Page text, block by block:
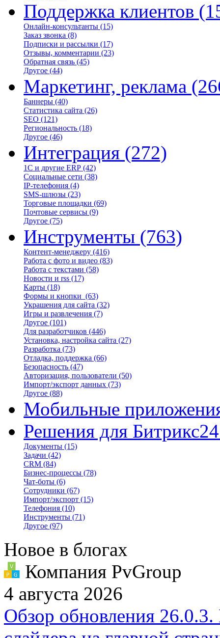
Поддержка клиентов
Онлайн-консультанты (15)
Заказ звонка (8)
Подписки и рассылки (17)
Отзывы, комментарии (23)
Обратная связь (45)
Другое (44)
Маркетинг, реклама
Баннеры (40)
Статистика сайта (26)
SEO (121)
Региональность (18)
Другое (46)
Интеграция (272)
1С и другие ERP (42)
Социальные сети (38)
IP-телефония (4)
SMS-шлюзы (23)
Торговые площадки (69)
Почтовые сервисы (9)
Другое (75)
Инструменты (763)
Контент-менеджеру (416)
Работа с фото и видео (83)
Работа с текстами (58)
Новости и rss (17)
Карты (18)
Формы и кнопки (63)
Украшения для сайта (32)
Игры и развлечения (7)
Другое (101)
Для разработчиков (446)
Установка, настройка сайта (27)
Разработка (73)
Отладка, поддержка (66)
Безопасность (47)
Авторизация, пользователи (50)
Импорт/экспорт данных (73)
Другое (88)
Мобильные
Решения для Битрикс24
Документы (15)
Задачи (42)
CRM (84)
Бизнес-процессы (78)
Чат-боты (6)
Сотрудники (67)
Импорт/экспорт (15)
Телефония (10)
Инструменты (71)
Другое (97)
Новое в блогах
Компания PvGroup
4 августа 2026
Обзор обновления 26.0.3.